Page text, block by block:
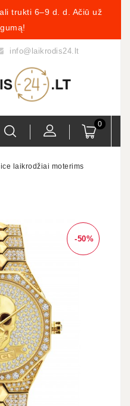
trukti 6–9 d. d. Ačiū už
info@laikrodis24.lt
0
laikrodžiai moterims
-50%